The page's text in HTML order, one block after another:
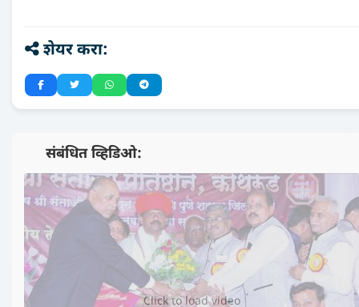
शेयर करा:
📺 संबंधित व्हिडिओ:
▶️
Click to load video